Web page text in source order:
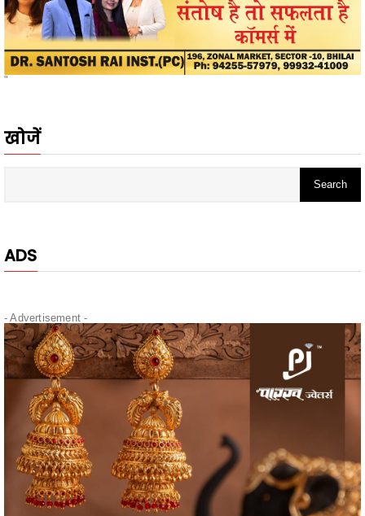
- Advertisement -